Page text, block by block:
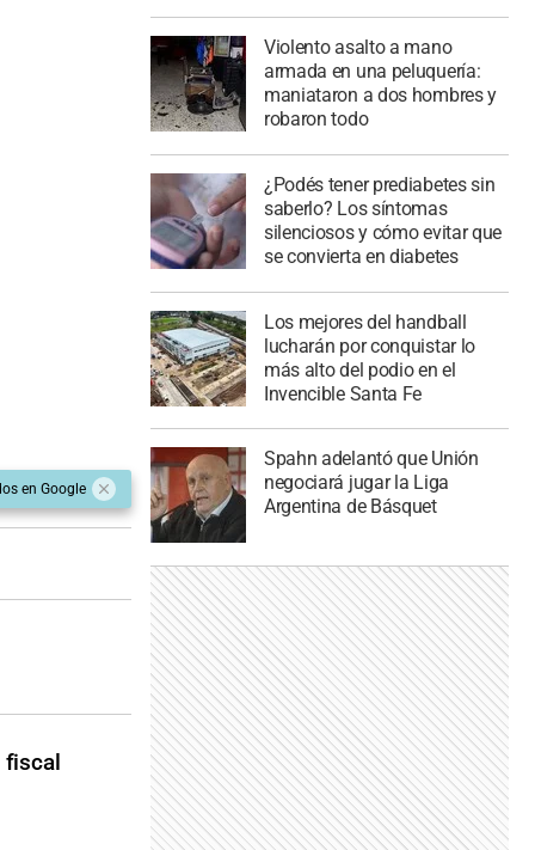
en Google
fiscal
Violento asalto a mano
armada en una peluquería:
maniataron a dos hombres y
robaron todo
¿Podés tener prediabetes sin
saberlo? Los síntomas
silenciosos y cómo evitar que
se convierta en diabetes
Los mejores del handball
lucharán por conquistar lo
más alto del podio en el
Invencible Santa Fe
Spahn adelantó que Unión
negociará jugar la Liga
Argentina de Básquet